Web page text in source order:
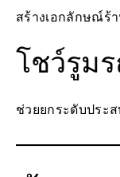
สร้างเอกลักษณ์ร้
โชว์รูม
ช่วยยกระดับประ